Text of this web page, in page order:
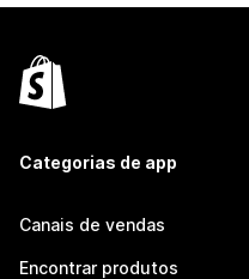
Categorias de app
Canais de vendas
Encontrar produtos